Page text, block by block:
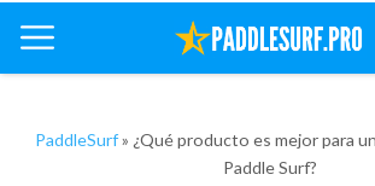
PaddleSurf» ¿Qué producto es mejor para
Paddle Surf?